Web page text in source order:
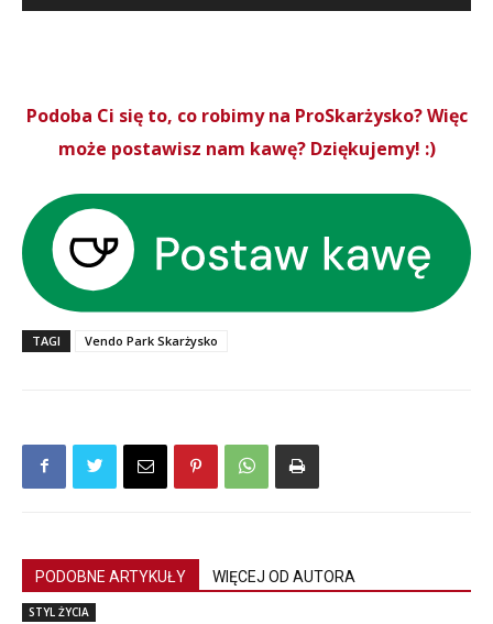
Podoba Ci się to, co robimy na ProSkarżysko? Więc
może postawisz nam kawę? Dziękujemy! :)
TAGI Vendo Park Skarżysko
PODOBNE ARTYKUŁY WIĘCEJ OD AUTORA
STYL ŻYCIA